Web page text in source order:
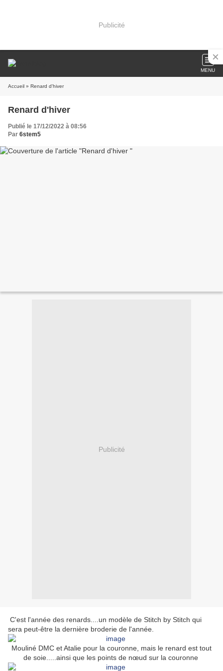
Publicité
MENU
Accueil » Renard d'hiver
Renard d'hiver
Publié le 17/12/2022 à 08:56
Par 6stem5
Publicité
C'est l'année des renards....un modèle de Stitch by Stitch qui
sera peut-être la dernière broderie de l'année.
Mouliné DMC et Atalie pour la couronne, mais le renard est tout
de soie.....ainsi que les points de nœud sur la couronne